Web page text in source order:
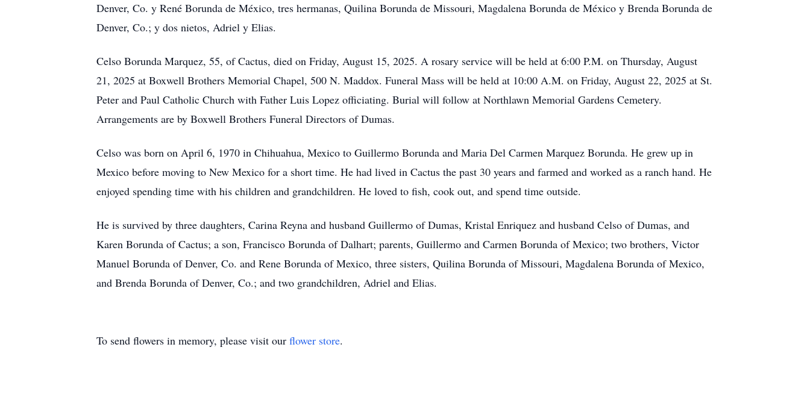
Denver, Co. y René Borunda de México, tres hermanas, Quilina Borunda de Missouri, Magdalena Borunda de México y Brenda Borunda de
Denver, Co.; y dos nietos, Adriel y Elias.
Celso Borunda Marquez, 55, of Cactus, died on Friday, August 15, 2025. A rosary service will be held at 6:00 P.M. on Thursday, August
21, 2025 at Boxwell Brothers Memorial Chapel, 500 N. Maddox. Funeral Mass will be held at 10:00 A.M. on Friday, August 22, 2025 at St.
Peter and Paul Catholic Church with Father Luis Lopez officiating. Burial will follow at Northlawn Memorial Gardens Cemetery.
Arrangements are by Boxwell Brothers Funeral Directors of Dumas.
Celso was born on April 6, 1970 in Chihuahua, Mexico to Guillermo Borunda and Maria Del Carmen Marquez Borunda. He grew up in
Mexico before moving to New Mexico for a short time. He had lived in Cactus the past 30 years and farmed and worked as a ranch hand. He
enjoyed spending time with his children and grandchildren. He loved to fish, cook out, and spend time outside.
He is survived by three daughters, Carina Reyna and husband Guillermo of Dumas, Kristal Enriquez and husband Celso of Dumas, and
Karen Borunda of Cactus; a son, Francisco Borunda of Dalhart; parents, Guillermo and Carmen Borunda of Mexico; two brothers, Victor
Manuel Borunda of Denver, Co. and Rene Borunda of Mexico, three sisters, Quilina Borunda of Missouri, Magdalena Borunda of Mexico,
and Brenda Borunda of Denver, Co.; and two grandchildren, Adriel and Elias.
To send flowers in memory, please visit our flower store.